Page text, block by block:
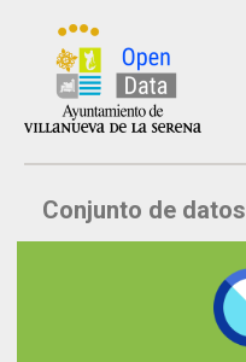
Inicio
Datos
Conjunto de datos